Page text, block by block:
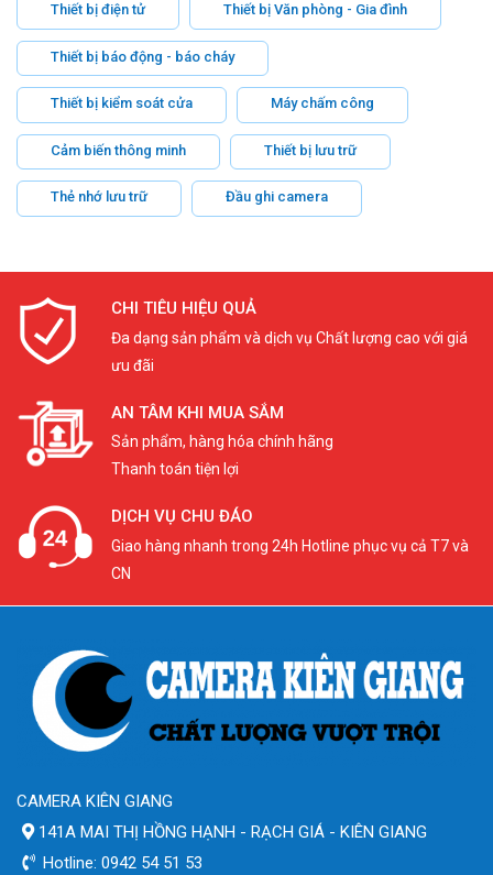
Thiết bị điện tử Thiết bị Văn phòng - Gia đình
Thiết bị báo động - báo cháy
Thiết bị kiểm soát cửa Máy chấm công
Cảm biến thông minh Thiết bị lưu trữ
Thẻ nhớ lưu trữ Đầu ghi camera
CHI TIÊU HIỆU QUẢ
Đa dạng sản phẩm và dịch vụ Chất lượng cao với giá
ưu đãi
AN TÂM KHI MUA SẮM
Sản phẩm, hàng hóa chính hãng
Thanh toán tiện lợi
DỊCH VỤ CHU ĐÁO
Giao hàng nhanh trong 24h Hotline phục vụ cả T7 và
CN
CAMERA KIÊN GIANG
141A MAI THỊ HỒNG HẠNH - RẠCH GIÁ - KIÊN GIANG
Hotline: 0942 54 51 53